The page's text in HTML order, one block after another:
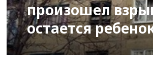
произошел
остается